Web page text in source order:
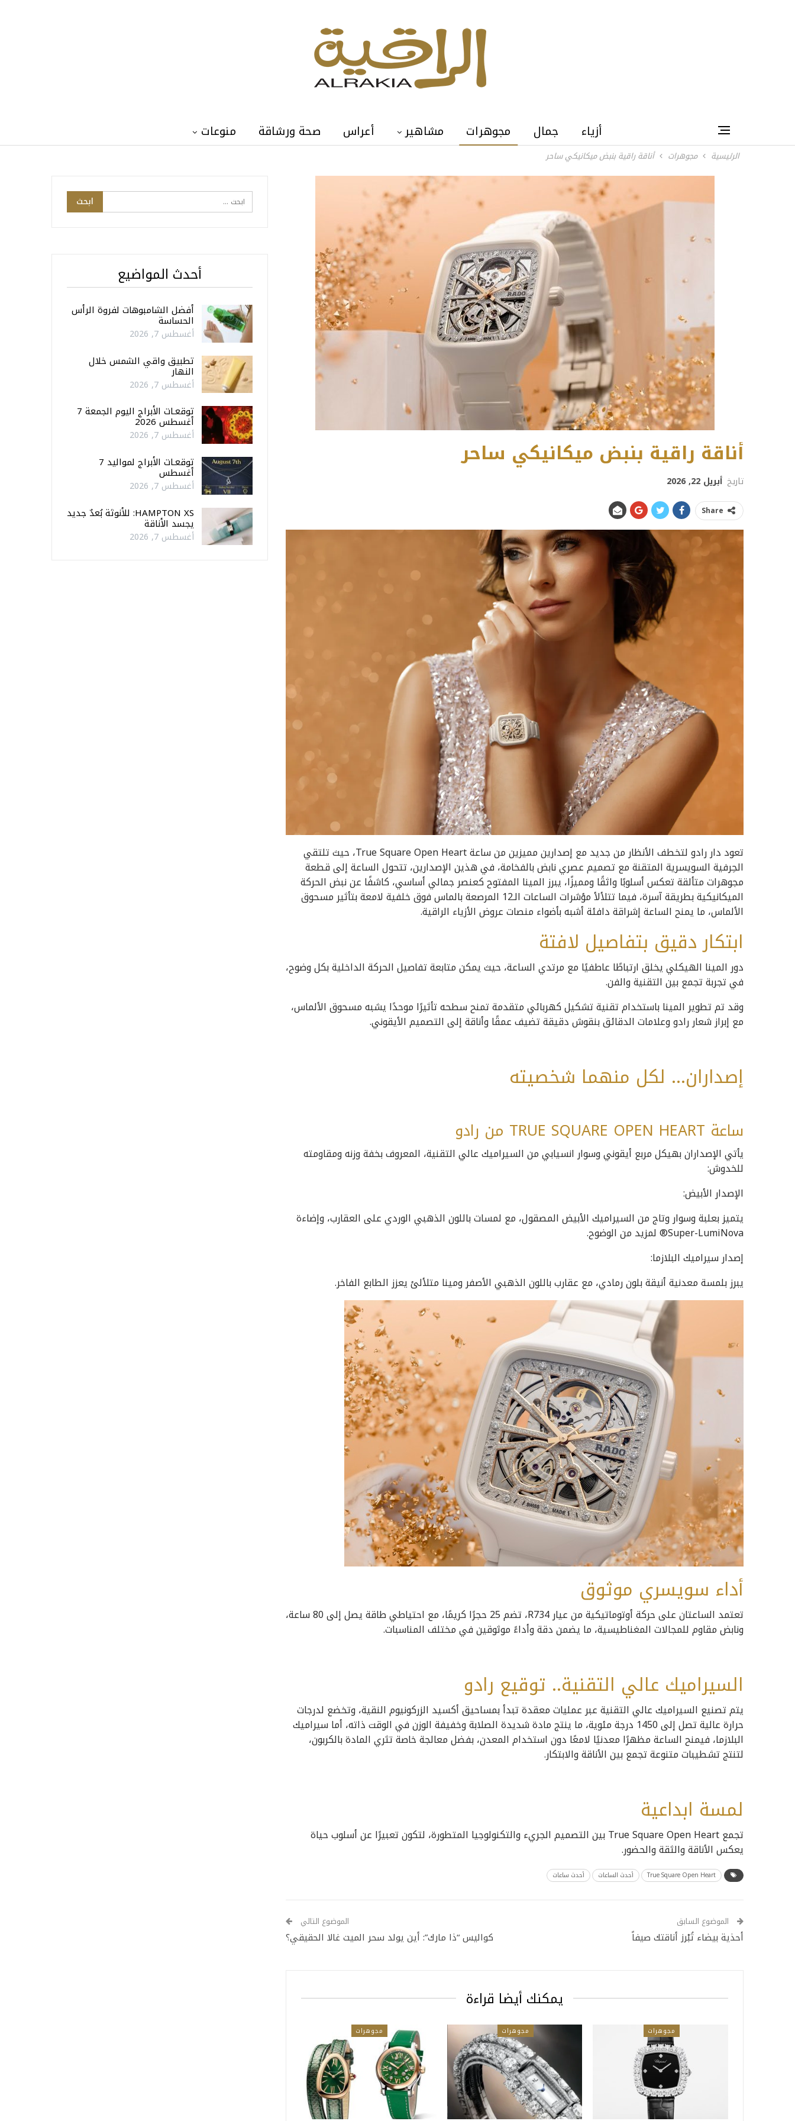
أزياء جمال مجوهرات مشاهير أعراس صحة ورشاقة منوعات
الرئيسية مجوهرات أناقة راقية بنبض ميكانيكي ساحر
أناقة راقية بنبض ميكانيكي ساحر
تاريخ أبريل 22, 2026
Share
تعود دار رادو لتخطف الأنظار من جديد مع إصدارين مميزين من ساعة True Square Open Heart، حيث تلتقي
الحِرفية السويسرية المتقنة مع تصميم عصري نابض بالفخامة، في هذين الإصدارين، تتحول الساعة إلى قطعة
مجوهرات متألقة تعكس أسلوبًا واثقًا ومميزًا، يبرز المينا المفتوح كعنصر جمالي أساسي، كاشفًا عن نبض الحركة
الميكانيكية بطريقة آسرة، فيما تتلألأ مؤشرات الساعات الـ12 المرصعة بالماس فوق خلفية لامعة بتأثير مسحوق
الألماس، ما يمنح الساعة إشراقة دافئة أشبه بأضواء منصات عروض الأزياء الراقية.
ابتكار دقيق بتفاصيل لافتة
دور المينا الهيكلي يخلق ارتباطًا عاطفيًا مع مرتدي الساعة، حيث يمكن متابعة تفاصيل الحركة الداخلية بكل وضوح،
في تجربة تجمع بين التقنية والفن.
وقد تم تطوير المينا باستخدام تقنية تشكيل كهربائي متقدمة تمنح سطحه تأثيرًا موحدًا يشبه مسحوق الألماس،
مع إبراز شعار رادو وعلامات الدقائق بنقوش دقيقة تضيف عمقًا وأناقة إلى التصميم الأيقوني.
إصداران… لكل منهما شخصيته
ساعة TRUE SQUARE OPEN HEART من رادو
يأتي الإصداران بهيكل مربع أيقوني وسوار انسيابي من السيراميك عالي التقنية، المعروف بخفة وزنه ومقاومته
للخدوش:
الإصدار الأبيض:
يتميز بعلبة وسوار وتاج من السيراميك الأبيض المصقول، مع لمسات باللون الذهبي الوردي على العقارب، وإضاءة
Super-LumiNova® لمزيد من الوضوح.
إصدار سيراميك البلازما:
يبرز بلمسة معدنية أنيقة بلون رمادي، مع عقارب باللون الذهبي الأصفر ومينا متلألئ يعزز الطابع الفاخر.
أداء سويسري موثوق
تعتمد الساعتان على حركة أوتوماتيكية من عيار R734، تضم 25 حجرًا كريمًا، مع احتياطي طاقة يصل إلى 80 ساعة،
ونابض مقاوم للمجالات المغناطيسية، ما يضمن دقة وأداءً موثوقين في مختلف المناسبات.
السيراميك عالي التقنية.. توقيع رادو
يتم تصنيع السيراميك عالي التقنية عبر عمليات معقدة تبدأ بمساحيق أكسيد الزركونيوم النقية، وتخضع لدرجات
حرارة عالية تصل إلى 1450 درجة مئوية، ما ينتج مادة شديدة الصلابة وخفيفة الوزن في الوقت ذاته، أما سيراميك
البلازما، فيمنح الساعة مظهرًا معدنيًا لامعًا دون استخدام المعدن، بفضل معالجة خاصة تثري المادة بالكربون،
لتنتج تشطيبات متنوعة تجمع بين الأناقة والابتكار.
لمسة ابداعية
تجمع True Square Open Heart بين التصميم الجريء والتكنولوجيا المتطورة، لتكون تعبيرًا عن أسلوب حياة
يعكس الأناقة والثقة والحضور.
True Square Open Heart أحدث الساعات أحدث ساعات
الموضوع السابق
أحذية بيضاء تُبْرز أناقتك صيفاً
الموضوع التالي
كواليس “ذا مارك”: أين يولد سحر الميت غالا الحقيقي؟
يمكنك أيضا قراءة
مجوهرات مجوهرات مجوهرات
أحدث المواضيع
أفضل الشامبوهات لفروة الرأس
الحساسة
أغسطس 7, 2026
تطبيق واقي الشمس خلال
النهار
أغسطس 7, 2026
توقعـات الأبراج اليوم الجمعة 7
أغسطس 2026
أغسطس 7, 2026
توقعـات الأبراج لمواليد 7
أغسطس
أغسطس 7, 2026
HAMPTON XS: للأنوثة بُعدٌ جديد
يجسد الأناقة
أغسطس 7, 2026